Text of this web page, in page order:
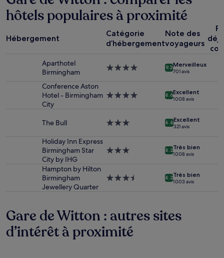
24 dernières
heures
sur
base
disponibilité
susceptibles
peuvent
s’appliquer.
hôtels populaires à proximité
Hébergement
Catégorie
d’hébergement
Note des
voyageurs
Aparthotel
Birmingham
Hébergement
9.2Merveilleux
701 avis
Conference Aston
Hotel - Birmingham
City
Hébergement
8.6Excellent
1 008 avis
The Bull
Hébergement
8.8Excellent
321 avis
Holiday Inn Express
Birmingham Star
City by IHG
Hébergement
8.2Très bien
1 008 avis
Hampton by Hilton
Birmingham
Jewellery Quarter
Hébergement
8.2Très bien
1 003 avis
Gare de Witton : autres sites
d’intérêt à proximité